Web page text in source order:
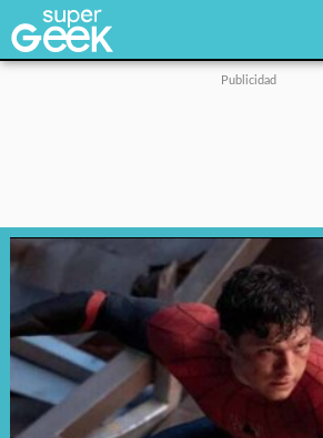
Tecnología
Videojuegos
Reviews
Cultura Pop
Streaming